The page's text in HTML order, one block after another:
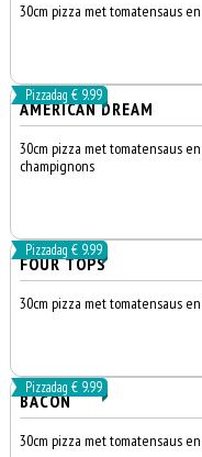
30cm pizza met tomatensaus
Pizzadag € 9.99
AMERICAN DREAM
30cm pizza met tomatensaus
champignons
Pizzadag € 9.99
FOUR TOPS
30cm pizza met tomatensaus
Pizzadag € 9.99
BACON
30cm pizza met tomatensaus